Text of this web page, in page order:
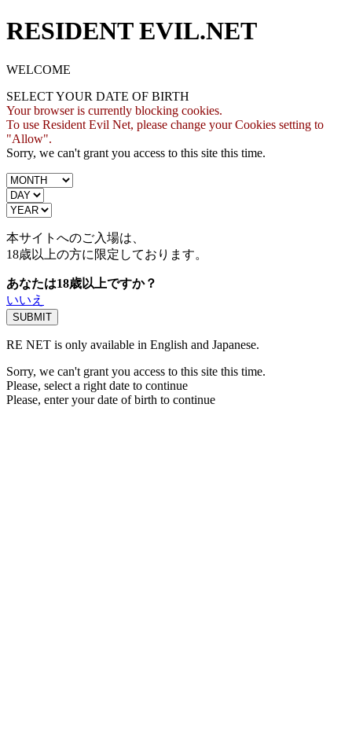
RESIDENT EVIL.NET
WELCOME
SELECT YOUR DATE OF BIRTH
Your browser is currently blocking cookies.
To use Resident Evil Net, please change your Cookies setting to
"Allow".
Sorry, we can't grant you access to this site this time.
本サイトへのご入場は、
18歳以上の方に限定しております。
あなたは18歳以上ですか？
いいえ
RE NET is only available in English and Japanese.
Sorry, we can't grant you access to this site this time.
Please, select a right date to continue
Please, enter your date of birth to continue